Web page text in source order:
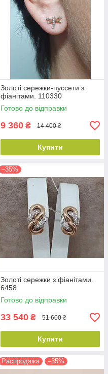
Золоті сережки-пуссети з
фіанітами. 110330
Готово до відправки
9 360 ₴ 14 400 ₴
Купити
–35%
Золоті сережки з фіанітами.
6458
Готово до відправки
33 540 ₴ 51 600 ₴
Купити
Распродажа –35%